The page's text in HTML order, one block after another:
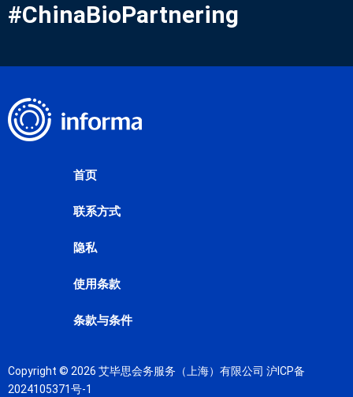
#ChinaBioPartnering
首页
联系方式
隐私
使用条款
条款与条件
Copyright © 2026 艾毕思会务服务（上海）有限公司 沪ICP备
2024105371号-1